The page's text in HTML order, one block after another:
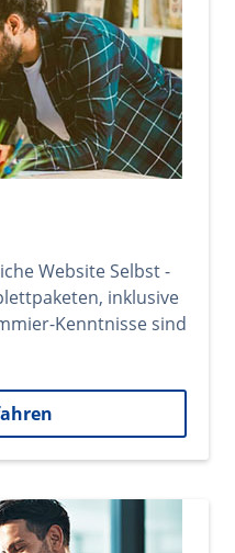
Website Selbst -
inklusive
Kenntnisse sind